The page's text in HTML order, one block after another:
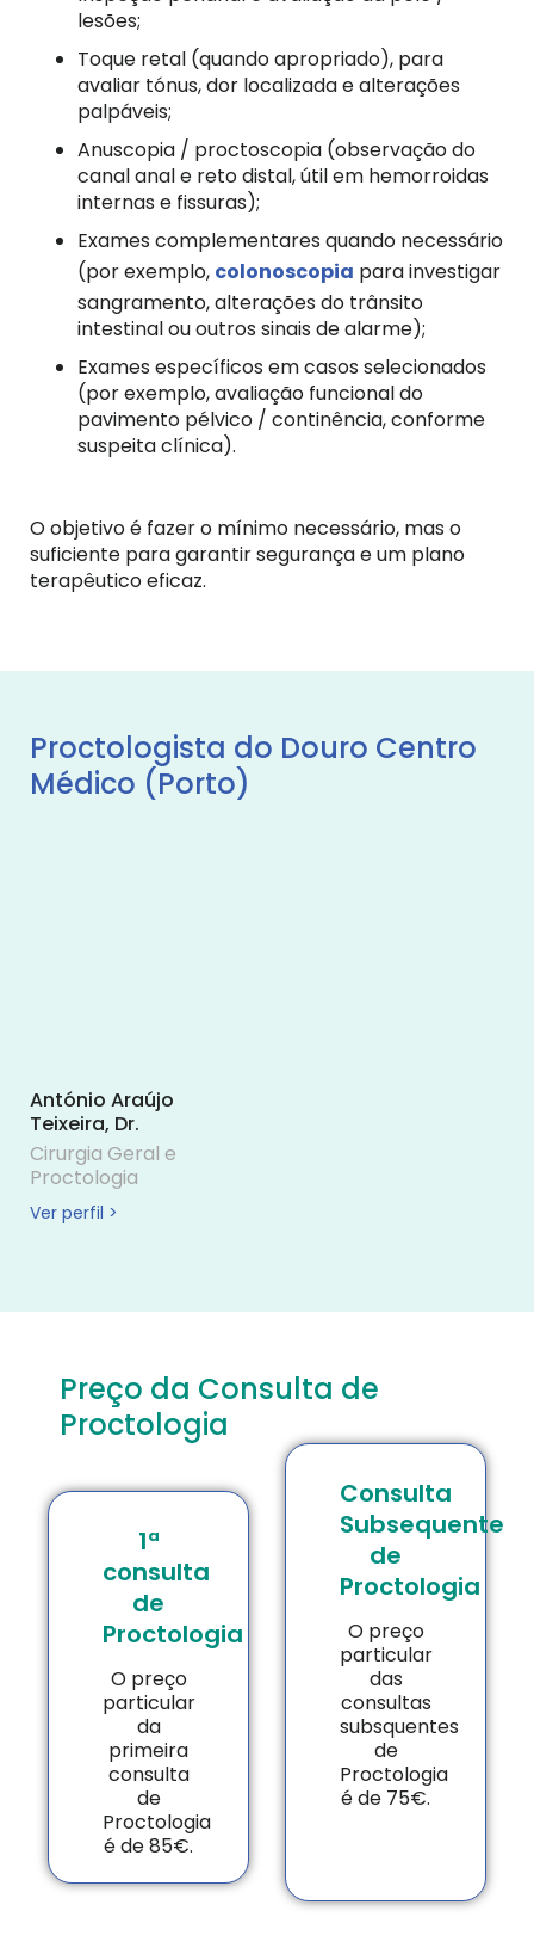
lesões;
Toque retal (quando apropriado), para
avaliar tónus, dor localizada e alterações
palpáveis;
Anuscopia / proctoscopia (observação do
canal anal e reto distal, útil em hemorroidas
internas e fissuras);
Exames complementares quando necessário
(por exemplo, colonoscopia para investigar
sangramento, alterações do trânsito
intestinal ou outros sinais de alarme);
Exames específicos em casos selecionados
(por exemplo, avaliação funcional do
pavimento pélvico / continência, conforme
suspeita clínica).
O objetivo é fazer o mínimo necessário, mas o
suficiente para garantir segurança e um plano
terapêutico eficaz.
Proctologista do Douro Centro
Médico (Porto)
António Araújo
Teixeira, Dr.
Cirurgia Geral e
Proctologia
Ver perfil >
Preço da Consulta de
Proctologia
1ª
consulta
de
Proctologia
O preço
particular
da
primeira
consulta
de
Proctologia
é de 85€.
Consulta
Subsequente
de
Proctologia
O preço
particular
das
consultas
subsquentes
de
Proctologia
é de 75€.